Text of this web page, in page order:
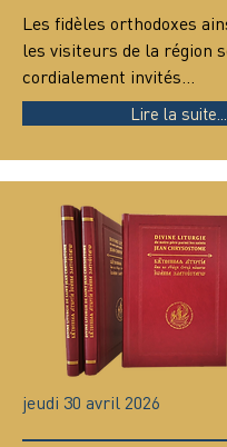
Les fidèles orthodoxes
les visiteurs de la région
cordialement invités…
Lire la suite...
jeudi 30 avril 2026